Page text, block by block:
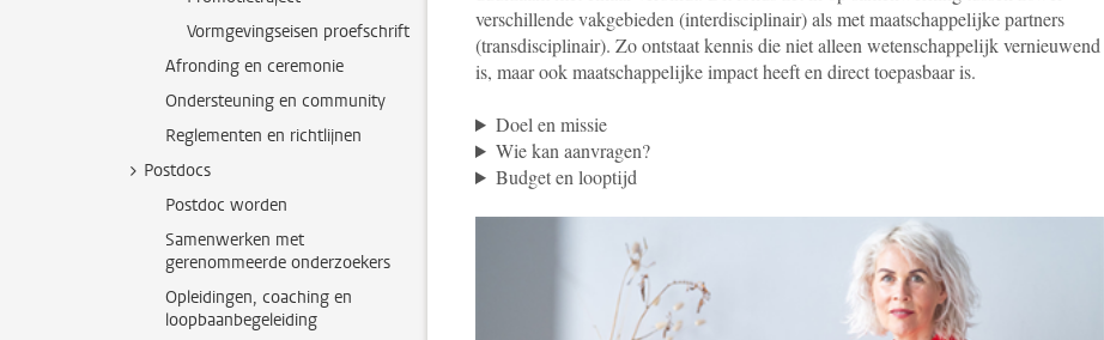
Vormgevingseisen proefschrift
Afronding en ceremonie
Ondersteuning en community
Reglementen en richtlijnen
Postdocs
Postdoc worden
Samenwerken met
gerenommeerde onderzoekers
Opleidingen, coaching en
loopbaanbegeleiding
verschillende vakgebieden (interdisciplinair) als met maatschappelijke partners
(transdisciplinair). Zo ontstaat kennis die niet alleen wetenschappelijk vernieuwend
is, maar ook maatschappelijke impact heeft en direct toepasbaar is.
Doel en missie
Wie kan aanvragen?
Budget en looptijd